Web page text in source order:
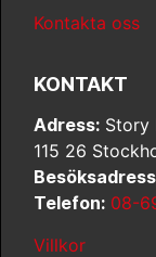
Kontakta oss
KONTAKT
Adress: Story
115 26
Telefon: 08-
Villkor